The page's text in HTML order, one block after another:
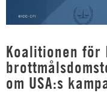
Koalitionen
om USA:s